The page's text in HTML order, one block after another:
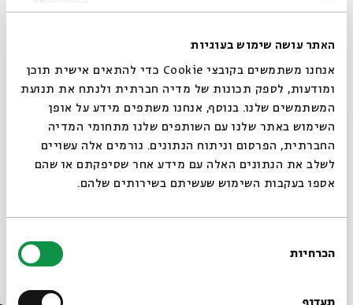
האתר עושה שימוש בעוגיות
אנחנו משתמשים בקובצי Cookie כדי להתאים אישית תוכן
ומודעות, לספק תכונות של מדיה חברתית ולנתח את תנועת
המשתמשים שלנו. בנוסף, אנחנו משתפים מידע על אופן
השימוש באתר שלנו עם השותפים שלנו מתחומי המדיה
החברתית, הפרסום וניתוח הנתונים. גורמים אלה עשויים
לשלב את הנתונים האלה עם מידע אחר שסיפקתם או שהם
אספו בעקבות השימוש שעשיתם בשירותים שלהם.
הסכמה
הכרחיות
תעדוף
חיי העורף
עם: פרופ' חננאל מאק, פרופ' חיים באר, תמר
17.04.24
סגור